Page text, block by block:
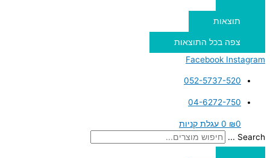
תוצאות
צפה בכל התוצאות
Facebook Instagram
052-5737-520
04-6272-750
₪0
0 עגלת קניות
Search ...